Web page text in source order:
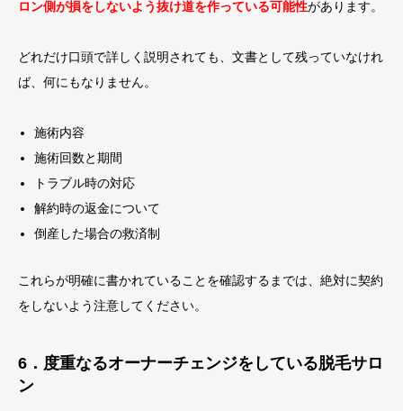
ロン側が損をしないよう抜け道を作っている可能性があります。
どれだけ口頭で詳しく説明されても、文書として残っていなけれ
ば、何にもなりません。
施術内容
施術回数と期間
トラブル時の対応
解約時の返金について
倒産した場合の救済制
これらが明確に書かれていることを確認するまでは、絶対に契約
をしないよう注意してください。
6．度重なるオーナーチェンジをしている脱毛サロ
ン